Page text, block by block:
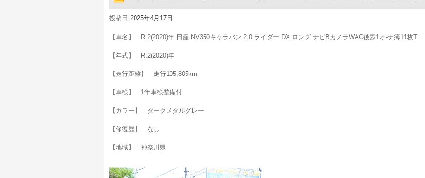
投稿日 2025年4月17日
【車名】 R.2(2020)年 日産 NV350キャラバン 2.0 ライダー DX ロング ナビBカメラWAC後窓1オ-ナ簿11枚T
【年式】 R.2(2020)年
【走行距離】 走行105,805km
【車検】 1年車検整備付
【カラー】 ダークメタルグレー
【修復歴】 なし
【地域】 神奈川県